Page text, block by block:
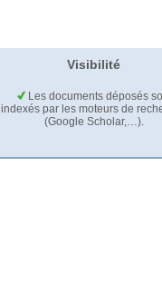
Visibilité
Les documents déposés
indexés par les moteurs de
(Google Scholar,…).